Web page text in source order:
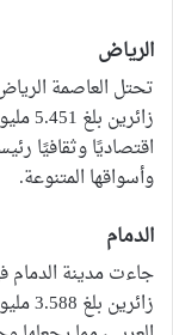
الرياض
اقتصاديًا وثقافيًا
وأسواقها المتنوعة.
الدمام